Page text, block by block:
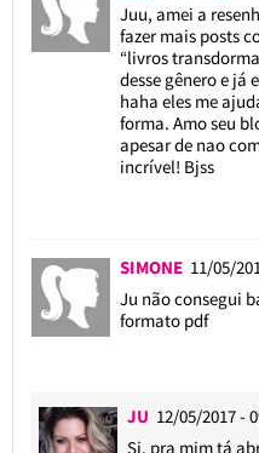
Juu, amei a
fazer mais posts
“livros
desse gênero e já
haha eles me
forma. Amo seu
apesar de nao
incrível! Bjss
SIMONE 11/05/
Ju não consegui
formato pdf
JU 12/05/2017 -
Si, pra mim tá